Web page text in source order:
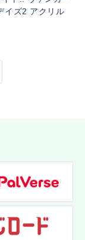
イズ2 アクリル